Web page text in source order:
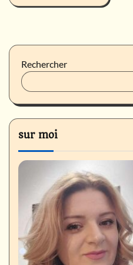
Rechercher
sur moi